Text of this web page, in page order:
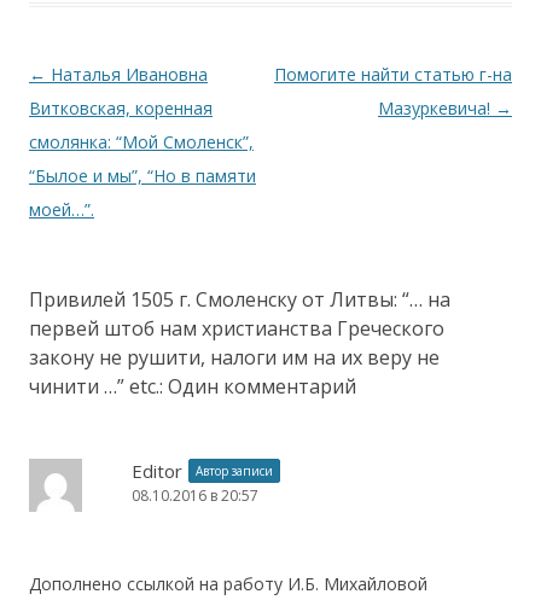
Навигация по записям
← Наталья Ивановна
Витковская, коренная
смолянка: “Мой Смоленск”,
“Былое и мы”, “Но в памяти
моей…”.
Помогите найти статью г-на
Мазуркевича! →
Привилей 1505 г. Смоленску от Литвы: “… на
первей штоб нам христианства Греческого
закону не рушити, налоги им на их веру не
чинити …” etc.: Один комментарий
Editor Автор записи
08.10.2016 в 20:57
Дополнено ссылкой на работу И.Б. Михайловой